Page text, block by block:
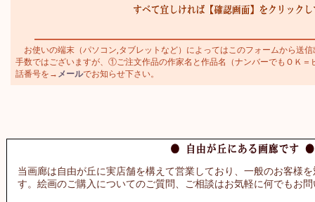
お使いの端末（パソコン,タブレットなど）によってはこのフォームから送
手数ではございますが、①ご注文作品の作家名と作品名（ナンバーでもＯＫ
話番号を→ メールでお知らせ下さい。
当画廊は自由が丘に実店舗を構えて営業しており、一般のお客様
す。絵画のご購入についてのご質問、ご相談はお気軽に何でもお